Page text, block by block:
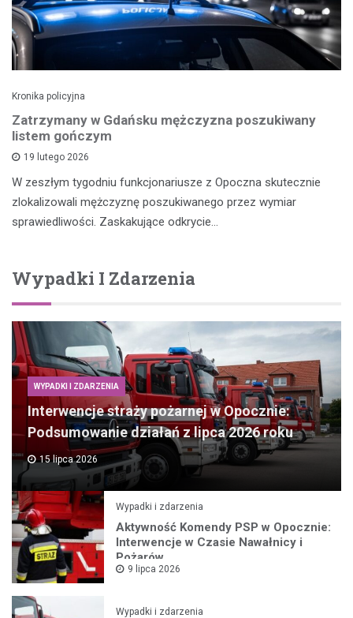
Kronika policyjna
Zatrzymany w Gdańsku mężczyzna poszukiwany
listem gończym
19 lutego 2026
W zeszłym tygodniu funkcjonariusze z Opoczna skutecznie
zlokalizowali mężczyznę poszukiwanego przez wymiar
sprawiedliwości. Zaskakujące odkrycie…
Wypadki I Zdarzenia
WYPADKI I ZDARZENIA
Interwencje straży pożarnej w Opocznie:
Podsumowanie działań z lipca 2026 roku
15 lipca 2026
Wypadki i zdarzenia
Aktywność Komendy PSP w Opocznie:
Interwencje w Czasie Nawałnicy i
Pożarów
9 lipca 2026
Wypadki i zdarzenia